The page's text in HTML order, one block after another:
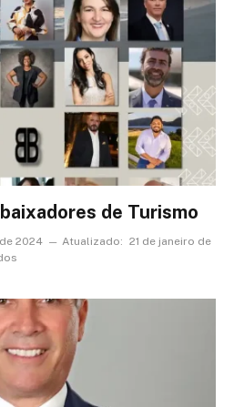
de Turismo
2024 Atualizado: 21 de janeiro de